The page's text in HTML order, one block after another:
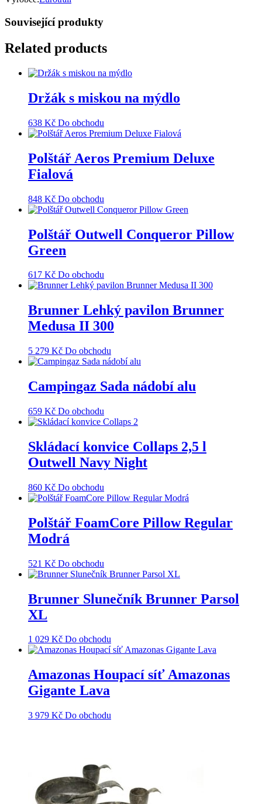
Související produkty
Related products
Držák s miskou na mýdlo
638 Kč Do obchodu
Polštář Aeros Premium Deluxe
Fialová
848 Kč Do obchodu
Polštář Outwell Conqueror Pillow
Green
617 Kč Do obchodu
Brunner Lehký pavilon Brunner
Medusa II 300
5 279 Kč Do obchodu
Campingaz Sada nádobí alu
659 Kč Do obchodu
Skládací konvice Collaps 2,5 l
Outwell Navy Night
860 Kč Do obchodu
Polštář FoamCore Pillow Regular
Modrá
521 Kč Do obchodu
Brunner Slunečník Brunner Parsol
XL
1 029 Kč Do obchodu
Amazonas Houpací síť Amazonas
Gigante Lava
3 979 Kč Do obchodu